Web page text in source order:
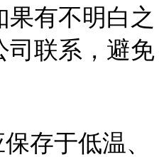
果有不明白之
司联系，避免
存于低温、